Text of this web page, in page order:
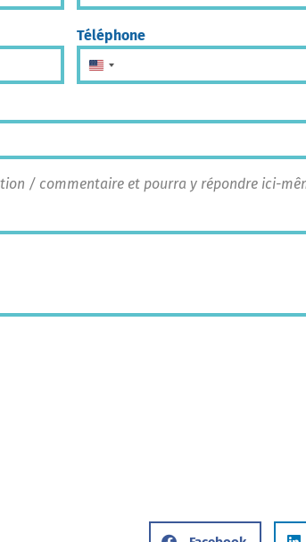
Téléphone
États-Unis +1
/ commentaire et pourra y répondre ici-